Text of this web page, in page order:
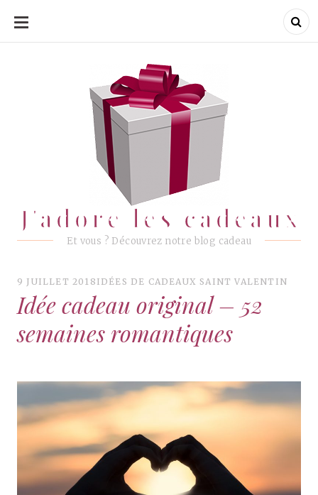
ALLER
CONTENU
J'adore les cadeaux
Et vous ? Découvrez notre blog cadeau
J'adore les cadeaux
9 JUILLET 2018 IDÉES DE CADEAUX SAINT VALENTIN
Idée cadeau original – 52
semaines romantiques